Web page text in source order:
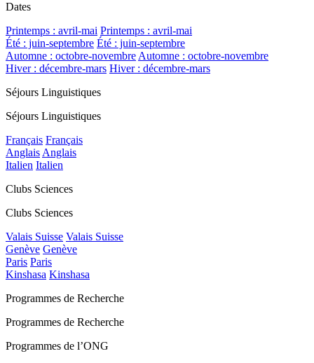
Dates
Printemps : avril-mai Printemps : avril-mai
Été : juin-septembre Été : juin-septembre
Automne : octobre-novembreAutomne : octobre-novembre
Hiver : décembre-mars Hiver : décembre-mars
Séjours Linguistiques
Séjours Linguistiques
Français Français
AnglaisAnglais
Italien Italien
Clubs Sciences
Clubs Sciences
Valais Suisse Valais Suisse
Genève Genève
Paris Paris
Kinshasa Kinshasa
Programmes de Recherche
Programmes de Recherche
Programmes de l’ONG